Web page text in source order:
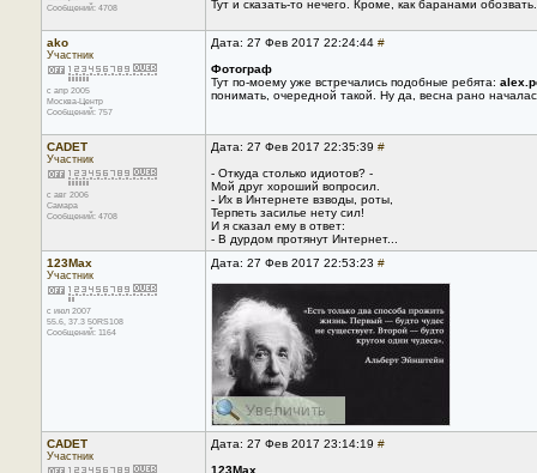
Сообщений: 4708
Тут и сказать-то нечего. Кроме, как баранами обозвать.
ako
Участник
с апр 2005
Москва-Центр
Сообщений: 757
Дата: 27 Фев 2017 22:24:44 #
Фотограф
Тут по-моему уже встречались подобные ребята:
понимать, очередной такой. Ну да, весна рано
CADET
Участник
с авг 2006
Самара
Сообщений: 4708
Дата: 27 Фев 2017 22:35:39 #
- Откуда столько идиотов? -
Мой друг хороший вопросил.
- Их в Интернете взводы, роты,
Терпеть засилье нету сил!
И я сказал ему в ответ:
- В дурдом протянут Интернет...
123Max
Участник
с июл 2007
55.6, 37.3 50RS108
Сообщений: 1164
Дата: 27 Фев 2017 22:53:23 #
CADET
Участник
Дата: 27 Фев 2017 23:14:19 #
123Max